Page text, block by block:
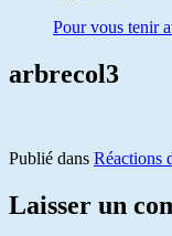
Pour vous tenir
arbrecol3
Publié dans Réactions
Laisser un